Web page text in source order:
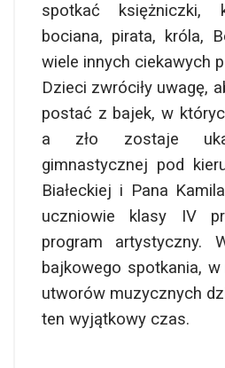
spotkać
bociana, pirata, króla,
wiele innych ciekawych
Dzieci zwróciły uwagę,
postać z bajek, w
a zło zostaje
gimnastycznej pod
Białeckiej i Pana
uczniowie klasy IV
program artystyczny.
bajkowego spotkania,
utworów muzycznych
ten wyjątkowy czas.